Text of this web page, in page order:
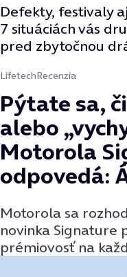
Defekty, festivaly
7 situáciách vás
pred zbytočnou
LifetechRecenzia
Pýtate sa,
alebo
Motorola
odpovedá:
Motorola sa
novinka Signature
prémiovosť na